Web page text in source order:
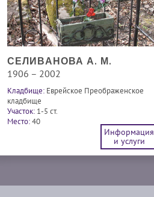
СЕЛИВАНОВА А. М.
1906 – 2002
Кладбище: Еврейское Преображенское
кладбище
Участок: 1-5 ст.
Место:40
Информация
и услуги